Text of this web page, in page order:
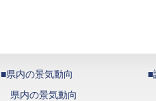
■県内の景気動向
県内の景気動向
■